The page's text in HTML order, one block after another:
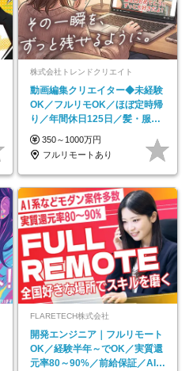
株式会社トレンドクリエイト
動画編集クリエイター◆未経験
OK／フルリモOK／ほぼ定時帰
り／年間休日125日／髪・服・
ネイル自由／副業OK
350～1000万円
フルリモートあり
FLARETECH株式会社
開発エンジニア｜フルリモート
OK／経験半年～でOK／実質還
元率80～90%／前給保証／AI系